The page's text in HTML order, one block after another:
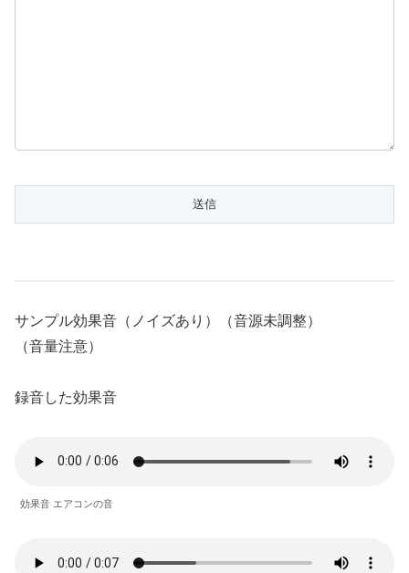
サンプル効果音（ノイズあり）（音源未調整）
（音量注意）
録音した効果音
効果音 エアコンの音